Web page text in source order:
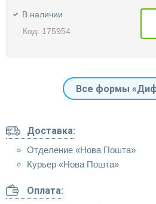
В наличии
Код: 175954
Все формы
Доставка:
Отделение «Нова Пошта»
Курьер «Нова Пошта»
Оплата: